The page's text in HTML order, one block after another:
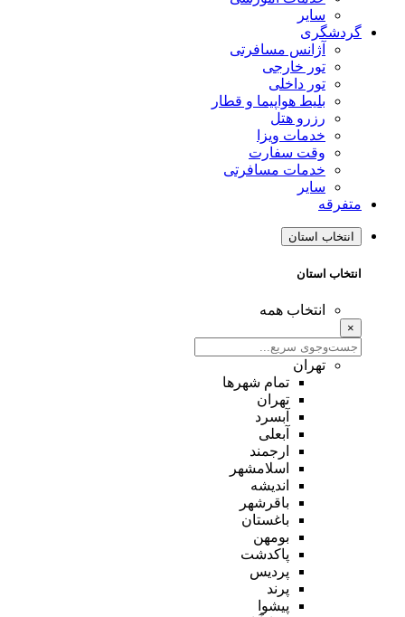
سایر
گردشگری
آژانس مسافرتی
تور خارجی
تور داخلی
بلیط هواپیما و قطار
رزرو هتل
خدمات ویزا
وقت سفارت
خدمات مسافرتی
سایر
متفرقه
انتخاب استان
انتخاب استان
انتخاب همه
×
تهران
تمام شهر‌ها
تهران
آبسرد
آبعلی
ارجمند
اسلامشهر
اندیشه
باقرشهر
باغستان
بومهن
پاکدشت
پردیس
پرند
پیشوا